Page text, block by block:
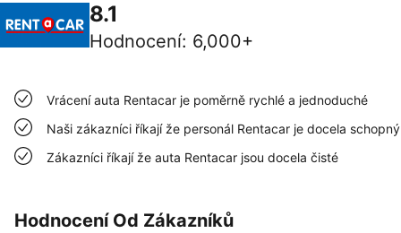
8.1
Hodnocení: 6,000+
Vrácení auta Rentacar je poměrně rychlé a jednoduché
Naši zákazníci říkají že personál Rentacar je docela schopný
Zákazníci říkají že auta Rentacar jsou docela čisté
Hodnocení Od Zákazníků